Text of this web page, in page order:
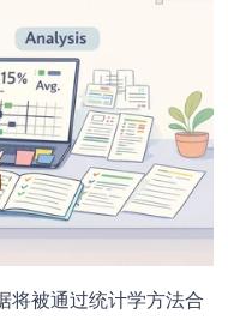
将被通过统计学方法合